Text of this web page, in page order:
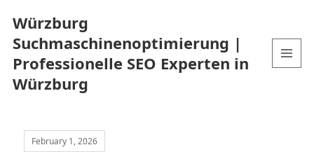
Würzburg
Suchmaschinenoptimierung |
Professionelle SEO Experten in
Würzburg
February 1, 2026